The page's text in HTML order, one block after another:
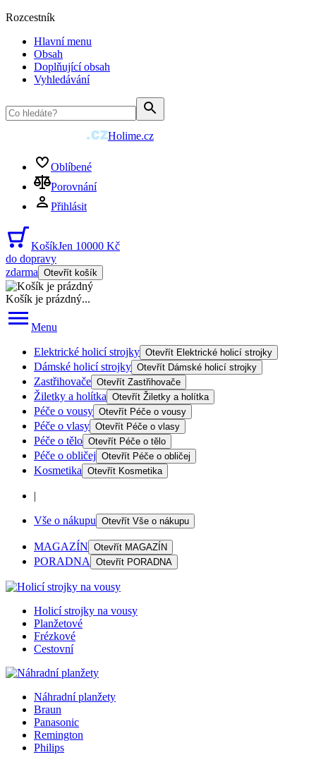
Rozcestník
Hlavní menu
Obsah
Doplňující obsah
Vyhledávání
Holime.cz
Oblíbené
Porovnání
Přihlásit
KošíkJen 10000 Kč
do dopravy
zdarma Otevřít košík
Košík je prázdný...
Menu
Elektrické holicí strojky Otevřít Elektrické holicí strojky
Dámské holicí strojky Otevřít Dámské holicí strojky
Zastřihovače Otevřít Zastřihovače
Žiletky a holítka Otevřít Žiletky a holítka
Péče o vousy Otevřít Péče o vousy
Péče o vlasy Otevřít Péče o vlasy
Péče o tělo Otevřít Péče o tělo
Péče o obličej Otevřít Péče o obličej
Kosmetika Otevřít Kosmetika
|
Vše o nákupu Otevřít Vše o nákupu
MAGAZÍN Otevřít MAGAZÍN
PORADNA Otevřít PORADNA
Holicí strojky na vousy
Planžetové
Frézkové
Cestovní
Náhradní planžety
Braun
Panasonic
Remington
Philips